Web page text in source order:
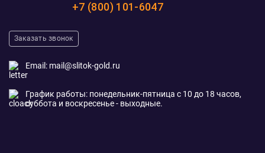
+7 (800) 101-6047
Заказать звонок
Email: mail@slitok-gold.ru
График работы: понедельник-пятница с 10 до 18 часов,
суббота и воскресенье - выходные.